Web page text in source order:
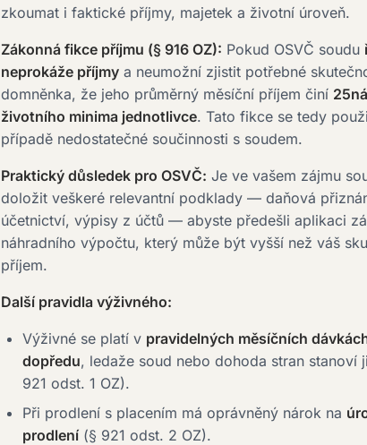
zkoumat i faktické příjmy, majetek a životní úroveň.
Zákonná fikce příjmu (§ 916 OZ): Pokud OSVČ soudu
neprokáže příjmy a neumožní zjistit potřebné
domněnka, že jeho průměrný měsíční příjem činí
životního minima jednotlivce. Tato fikce se tedy
případě nedostatečné součinnosti s soudem.
Praktický důsledek pro OSVČ: Je ve vašem zájmu
doložit veškeré relevantní podklady — daňová
účetnictví, výpisy z účtů — abyste předešli aplikaci
náhradního výpočtu, který může být vyšší než váš
příjem.
Další pravidla výživného:
Výživné se platí v pravidelných měsíčních
dopředu, ledaže soud nebo dohoda stran stanoví
921 odst. 1 OZ).
Při prodlení s placením má oprávněný nárok na
prodlení (§ 921 odst. 2 OZ).